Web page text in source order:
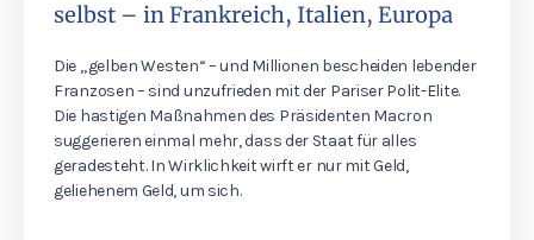
selbst – in Frankreich, Italien, Europa
Die „gelben Westen“ – und Millionen bescheiden lebender
Franzosen – sind unzufrieden mit der Pariser Polit-Elite.
Die hastigen Maßnahmen des Präsidenten Macron
suggerieren einmal mehr, dass der Staat für alles
geradesteht. In Wirklichkeit wirft er nur mit Geld,
geliehenem Geld, um sich.